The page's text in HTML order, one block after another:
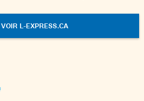
VOIR L-EXPRESS.CA